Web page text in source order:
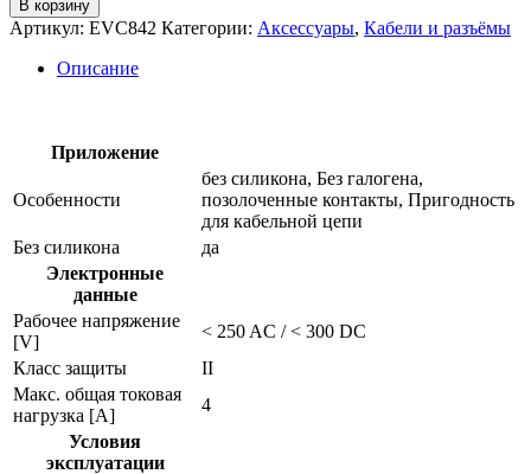
Соединительный
кабель
разъемом
В корзину
Артикул: EVC842 Категории: Аксессуары, Кабели и разъёмы
Описание
Приложение
Особенности
без силикона, Без галогена,
позолоченные контакты, Пригодность
для кабельной цепи
Без силикона
да
Электронные
данные
Рабочее напряжение
[V]
< 250 AC / < 300 DC
Класс защиты
II
Макс. общая токовая
нагрузка [A]
4
Условия
эксплуатации